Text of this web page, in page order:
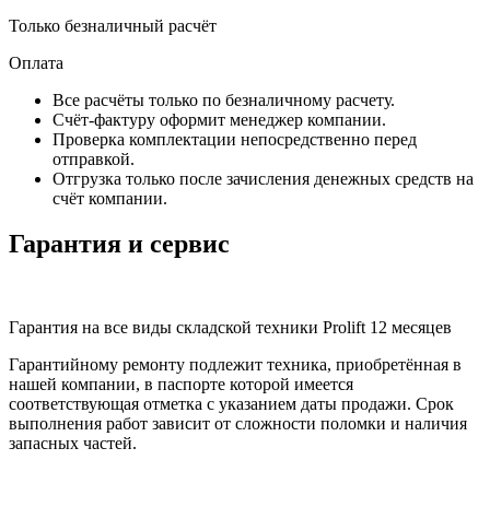
Только безналичный расчёт
Оплата
Все расчёты только по безналичному расчету.
Счёт-фактуру оформит менеджер компании.
Проверка комплектации непосредственно перед
отправкой.
Отгрузка только после зачисления денежных средств на
счёт компании.
Гарантия и сервис
Гарантия на все виды складской техники Prolift 12 месяцев
Гарантийному ремонту подлежит техника, приобретённая в
нашей компании, в паспорте которой имеется
соответствующая отметка с указанием даты продажи. Срок
выполнения работ зависит от сложности поломки и наличия
запасных частей.